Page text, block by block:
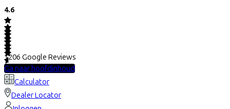
4.6
1206 Google Reviews
Ga naar hoofdinhoud
Calculator
Dealer Locator